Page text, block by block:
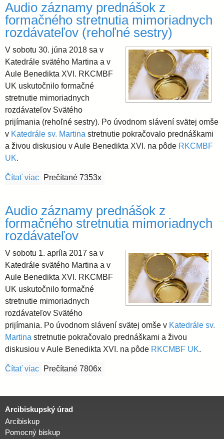
a
Audio záznamy prednášok z
formačného stretnutia mimoriadnych
rozdávateľov (rehoľné sestry)
V sobotu 30. júna 2018 sa v
Katedrále svätého Martina a v
Aule Benedikta XVI. RKCMBF
UK uskutočnilo formačné
stretnutie mimoriadnych
rozdávateľov Svätého
prijímania (rehoľné sestry). Po úvodnom slávení svätej omše
v Katedrále sv. Martina stretnutie pokračovalo prednáškami
a živou diskusiou v Aule Benedikta XVI. na pôde RKCMBF
UK.
Čítať viac o Audio záznamy prednášok z formačného
Prečítané 7353x
Audio záznamy prednášok z
formačného stretnutia mimoriadnych
rozdávateľov
V sobotu 1. apríla 2017 sa v
Katedrále svätého Martina a v
Aule Benedikta XVI. RKCMBF
UK uskutočnilo formačné
stretnutie mimoriadnych
rozdávateľov Svätého
prijímania. Po úvodnom slávení svätej omše v Katedrále sv.
Martina stretnutie pokračovalo prednáškami a živou
diskusiou v Aule Benedikta XVI. na pôde RKCMBF UK.
Čítať viac o Audio záznamy prednášok z formačného
Prečítané 7806x
Arcibiskupský úrad
Arcibiskup
Pomocný biskup